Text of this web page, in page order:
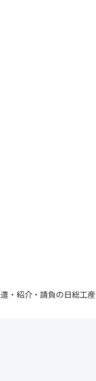
・紹介・請負の日総工産